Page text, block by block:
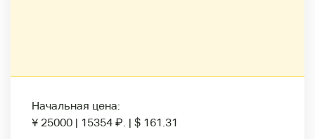
Начальная цена:
¥ 25000 | 15354 ₽. | $ 161.31